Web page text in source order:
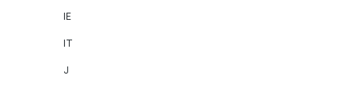
IE
IT
J